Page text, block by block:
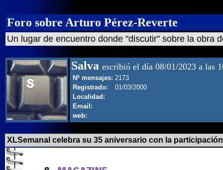
Foro sobre Arturo Pérez-Reverte
Un lugar de encuentro donde "discutir" sobre la obra
Salva escribió el día 08/01/2023 a las
Nº mensajes: 2173
Registrado:
01/03/2000
Localidad:
Email:
web:
XLSemanal celebra su 35 aniversario con la